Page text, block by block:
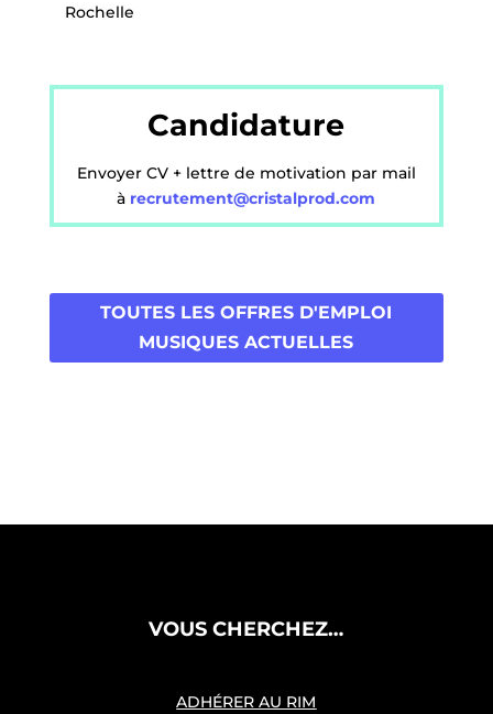
Rochelle
Candidature
Envoyer CV + lettre de motivation par mail
à recrutement@cristalprod.com
TOUTES LES OFFRES D'EMPLOI
MUSIQUES ACTUELLES
VOUS CHERCHEZ…
ADHÉRER AU RIM